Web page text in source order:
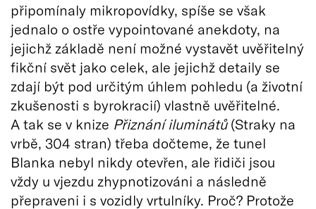
připomínaly mikropovídky, spíše se však
jednalo o ostře vypointované anekdoty, na
jejichž základě není možné vystavět uvěřitelný
fikční svět jako celek, ale jejichž detaily se
zdají být pod určitým úhlem pohledu (a životní
zkušenosti s byrokracií) vlastně uvěřitelné.
A tak se v knize Přiznání iluminátů(Straky na
vrbě, 304 stran) třeba dočteme, že tunel
Blanka nebyl nikdy otevřen, ale řidiči jsou
vždy u vjezdu zhypnotizováni a následně
přepraveni i s vozidly vrtulníky. Proč? Protože